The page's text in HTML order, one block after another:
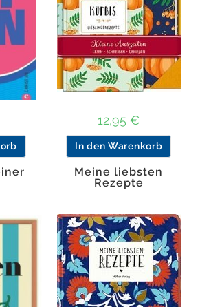
12,95 €
In den Warenkorb
Meine liebsten
Rezepte